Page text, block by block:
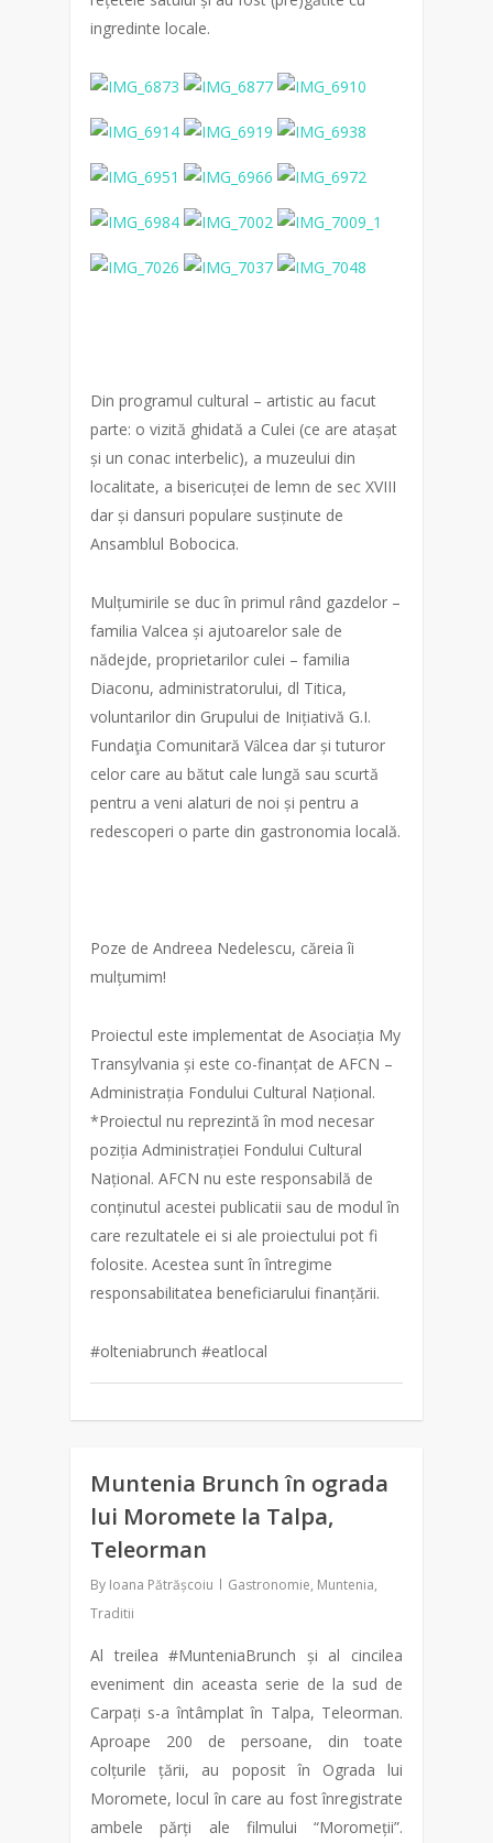
ingredinte locale.
Din programul cultural – artistic au facut
parte: o vizită ghidată a Culei (ce are atașat
și un conac interbelic), a muzeului din
localitate, a bisericuței de lemn de sec XVIII
dar și dansuri populare susținute de
Ansamblul Bobocica.
Mulțumirile se duc în primul rând gazdelor –
familia Valcea și ajutoarelor sale de
nădejde, proprietarilor culei – familia
Diaconu, administratorului, dl Titica,
voluntarilor din Grupului de Inițiativă G.I.
Fundaţia Comunitară Vȃlcea dar și tuturor
celor care au bătut cale lungă sau scurtă
pentru a veni alaturi de noi și pentru a
redescoperi o parte din gastronomia locală.
Poze de Andreea Nedelescu, căreia îi
mulțumim!
Proiectul este implementat de Asociația My
Transylvania și este co-finanțat de AFCN –
Administrația Fondului Cultural Național.
*Proiectul nu reprezintă în mod necesar
poziția Administrației Fondului Cultural
Național. AFCN nu este responsabilă de
conținutul acestei publicatii sau de modul în
care rezultatele ei si ale proiectului pot fi
folosite. Acestea sunt în întregime
responsabilitatea beneficiarului finanțării.
#olteniabrunch #eatlocal
Muntenia Brunch în ograda
lui Moromete la Talpa,
Teleorman
By Ioana Pătrășcoiu Gastronomie, Muntenia,
Traditii
Al treilea #MunteniaBrunch și al cincilea
eveniment din aceasta serie de la sud de
Carpați s-a întâmplat în Talpa, Teleorman.
Aproape 200 de persoane, din toate
colțurile țării, au poposit în Ograda lui
Moromete, locul în care au fost înregistrate
ambele părți ale filmului “Moromeții”.
0